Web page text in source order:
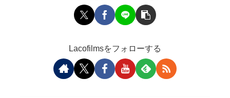
Lacofilmsをフォローする